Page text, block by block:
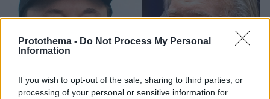
Protothema - Do Not Process My Personal
Information
If you wish to opt-out of the sale, sharing to third parties, or
processing of your personal or sensitive information for